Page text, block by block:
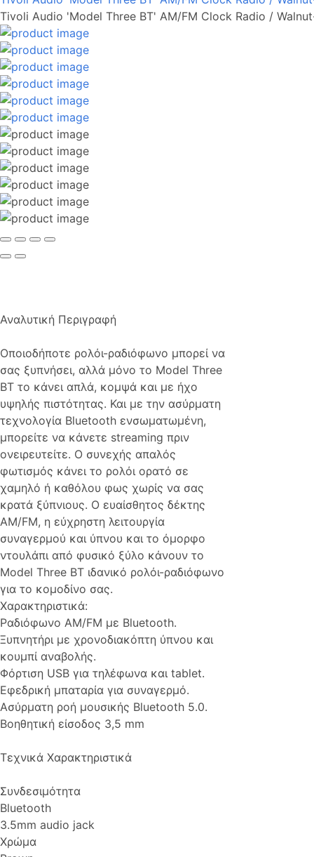
Tivoli Audio 'Model Three BT' AM/FM Clock Radio /
Αναλυτική Περιγραφή
Οποιοδήποτε ρολόι-ραδιόφωνο μπορεί να
σας ξυπνήσει, αλλά μόνο το Model Three
BT το κάνει απλά, κομψά και με ήχο
υψηλής πιστότητας. Και με την ασύρματη
τεχνολογία Bluetooth ενσωματωμένη,
μπορείτε να κάνετε streaming πριν
ονειρευτείτε. Ο συνεχής απαλός
φωτισμός κάνει το ρολόι ορατό σε
χαμηλό ή καθόλου φως χωρίς να σας
κρατά ξύπνιους. Ο ευαίσθητος δέκτης
AM/FM, η εύχρηστη λειτουργία
συναγερμού και ύπνου και το όμορφο
ντουλάπι από φυσικό ξύλο κάνουν το
Model Three BT ιδανικό ρολόι-ραδιόφωνο
για το κομοδίνο σας.
Χαρακτηριστικά:
Ραδιόφωνο AM/FM με Bluetooth.
Ξυπνητήρι με χρονοδιακόπτη ύπνου και
κουμπί αναβολής.
Φόρτιση USB για τηλέφωνα και tablet.
Εφεδρική μπαταρία για συναγερμό.
Ασύρματη ροή μουσικής Bluetooth 5.0.
Βοηθητική είσοδος 3,5 mm
Τεχνικά Χαρακτηριστικά
Συνδεσιμότητα
Bluetooth
3.5mm audio jack
Χρώμα